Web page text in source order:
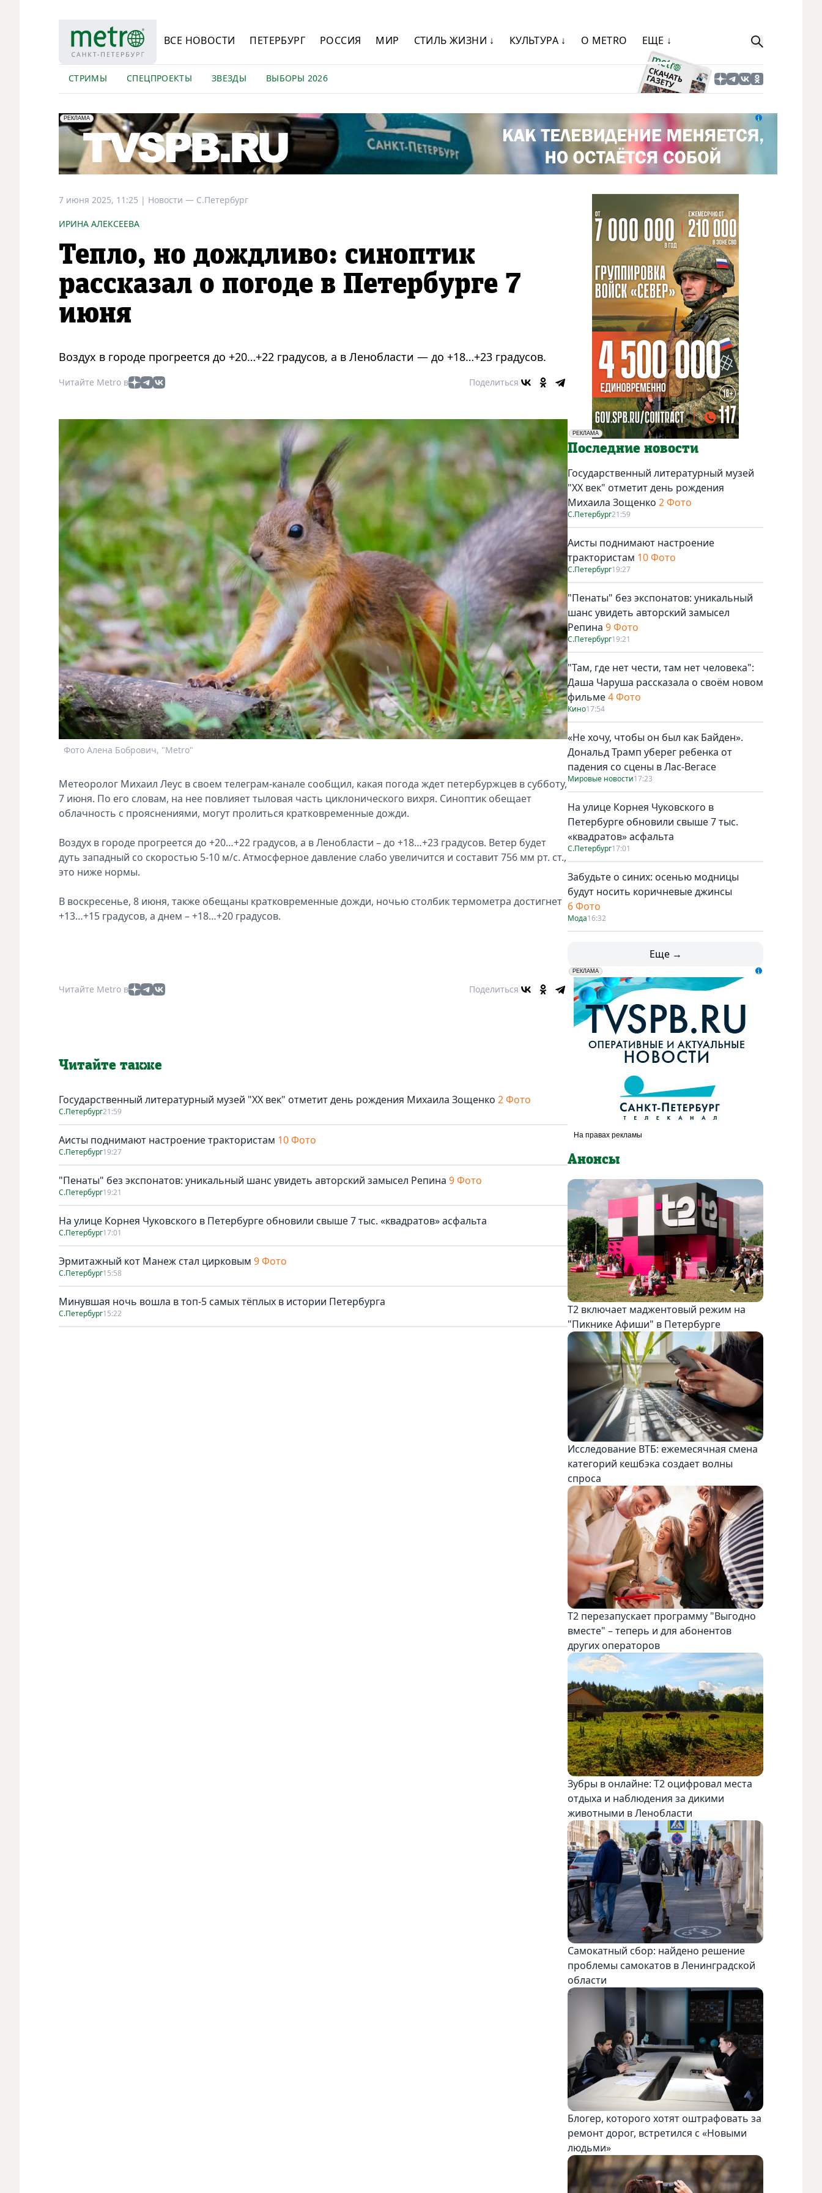
ВСЕ НОВОСТИ ПЕТЕРБУРГ РОССИЯ МИР СТИЛЬ ЖИЗНИ ↓ КУЛЬТУРА ↓ О METRO ЕЩЕ ↓
СТРИМЫ СПЕЦПРОЕКТЫ ЗВЕЗДЫ ВЫБОРЫ 2026
erid: LdtCK5Efv
РЕКЛАМА
АО "ГАТР", ИНН: 7841320717
7 июня 2025, 11:25 | Новости — С.Петербург
ИРИНА АЛЕКСЕЕВА
Тепло, но дождливо: синоптик
рассказал о погоде в Петербурге 7
июня
Воздух в городе прогреется до +20…+22 градусов, а в Ленобласти — до +18…+23 градусов.
Читайте Metro в Поделиться
Фото Алена Бобрович, "Metro"
Метеоролог Михаил Леус в своем телеграм-канале сообщил, какая погода ждет петербуржцев в субботу,
7 июня. По его словам, на нее повлияет тыловая часть циклонического вихря. Синоптик обещает
облачность с прояснениями, могут пролиться кратковременные дожди.
Воздух в городе прогреется до +20…+22 градусов, а в Ленобласти – до +18…+23 градусов. Ветер будет
дуть западный со скоростью 5-10 м/с. Атмосферное давление слабо увеличится и составит 756 мм рт. ст.,
это ниже нормы.
В воскресенье, 8 июня, также обещаны кратковременные дожди, ночью столбик термометра достигнет
+13…+15 градусов, а днем – +18…+20 градусов.
Читайте Metro в Поделиться
Читайте также
Государственный литературный музей "ХХ век" отметит день рождения Михаила Зощенко 2 Фото
С.Петербург21:59
Аисты поднимают настроение трактористам 10 Фото
С.Петербург19:27
"Пенаты" без экспонатов: уникальный шанс увидеть авторский замысел Репина 9 Фото
С.Петербург19:21
На улице Корнея Чуковского в Петербурге обновили свыше 7 тыс. «квадратов» асфальта
С.Петербург17:01
Эрмитажный кот Манеж стал цирковым 9 Фото
С.Петербург15:58
Минувшая ночь вошла в топ-5 самых тёплых в истории Петербурга
С.Петербург15:22
РЕКЛАМА
Социальная реклама
Последние новости
Государственный литературный музей
"ХХ век" отметит день рождения
Михаила Зощенко 2 Фото
С.Петербург21:59
Аисты поднимают настроение
трактористам 10 Фото
С.Петербург19:27
"Пенаты" без экспонатов: уникальный
шанс увидеть авторский замысел
Репина 9 Фото
С.Петербург19:21
"Там, где нет чести, там нет человека":
Даша Чаруша рассказала о своём новом
фильме4 Фото
Кино17:54
«Не хочу, чтобы он был как Байден».
Дональд Трамп уберег ребенка от
падения со сцены в Лас-Вегасе
Мировые новости17:23
На улице Корнея Чуковского в
Петербурге обновили свыше 7 тыс.
«квадратов» асфальта
С.Петербург17:01
Забудьте о синих: осенью модницы
будут носить коричневые джинсы
6 Фото
Мода16:32
Еще →
erid: LdtCK5udn
РЕКЛАМА
АО "ГАТР", ИНН: 7841320717
Анонсы
Т2 включает маджентовый режим на
"Пикнике Афиши" в Петербурге
Исследование ВТБ: ежемесячная смена
категорий кешбэка создает волны
спроса
Т2 перезапускает программу "Выгодно
вместе" – теперь и для абонентов
других операторов
Зубры в онлайне: Т2 оцифровал места
отдыха и наблюдения за дикими
животными в Ленобласти
Самокатный сбор: найдено решение
проблемы самокатов в Ленинградской
области
Блогер, которого хотят оштрафовать за
ремонт дорог, встретился с «Новыми
людьми»